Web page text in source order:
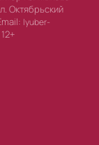
Октябрьский
lyuber-